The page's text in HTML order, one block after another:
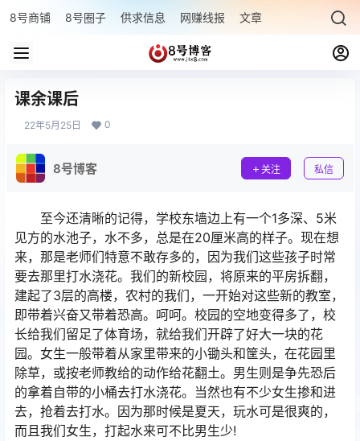
8号商铺 8号圈子 供求信息 网赚线报 文章专题 最新文章
课余课后
22年5月25日 0
8号博客 关注 私信
至今还清晰的记得，学校东墙边上有一个1多深、5米
见方的水池子，水不多，总是在20厘米高的样子。现在想
来，那是老师们特意不敢存多的，因为我们这些孩子时常
要去那里打水浇花。我们的新校园，将原来的平房拆翻，
建起了3层的高楼，农村的我们，一开始对这些新的教室，
即带着兴奋又带着恐高。呵呵。校园的空地变得多了，校
长给我们留足了体育场，就给我们开辟了好大一块的花
园。女生一般带着从家里带来的小锄头和筐头，在花园里
除草，或按老师教给的动作给花翻土。男生则是争先恐后
的拿着自带的小桶去打水浇花。当然也有不少女生掺和进
去，抢着去打水。因为那时候是夏天，玩水可是很爽的，
而且我们女生，打起水来可不比男生少!